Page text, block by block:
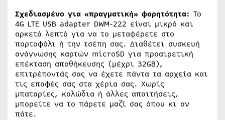
Σχεδιασμένο για «πραγματική» φορητότητα: Το
4G LTE USB adapter DWM-222 είναι μικρό και
αρκετά λεπτό για να το μεταφέρετε στο
πορτοφόλι ή την τσέπη σας. Διαθέτει συσκευή
ανάγνωσης καρτών microSD για προαιρετική
επέκταση αποθήκευσης (μέχρι 32GB),
επιτρέποντάς σας να έχετε πάντα τα αρχεία και
τις επαφές σας στα χέρια σας. Χωρίς
μπαταρίες, καλώδια ή άλλες απαιτήσεις,
μπορείτε να το πάρετε μαζί σας όπου κι αν
πάτε.